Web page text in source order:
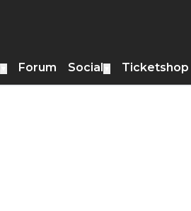
Forum Social Ticketshop